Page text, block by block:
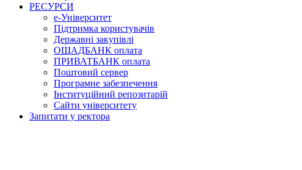
РЕСУРСИ
е-Університет
Підтримка користувачів
Державні закупівлі
ОЩАДБАНК оплата
ПРИВАТБАНК оплата
Поштовий сервер
Програмне забезпечення
Інституційний репозитарій
Сайти університету
Запитати у ректора